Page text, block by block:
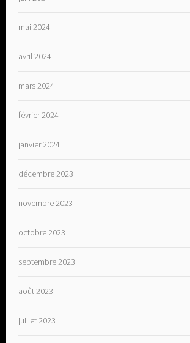
mai 2024
avril 2024
mars 2024
février 2024
janvier 2024
décembre 2023
novembre 2023
octobre 2023
septembre 2023
août 2023
juillet 2023